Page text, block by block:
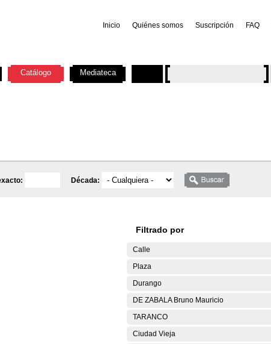
Inicio Quiénes somos Suscripción FAQ
Década:
Filtrado por
Calle
Plaza
Durango
DE ZABALA Bruno Mauricio
TARANCO
Ciudad Vieja
Catálogo Mediateca